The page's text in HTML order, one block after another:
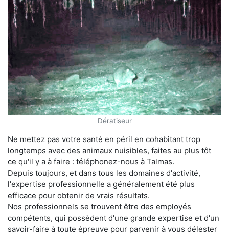
Dératiseur
Ne mettez pas votre santé en péril en cohabitant trop
longtemps avec des animaux nuisibles, faites au plus tôt
ce qu'il y a à faire : téléphonez-nous à Talmas.
Depuis toujours, et dans tous les domaines d'activité,
l'expertise professionnelle a généralement été plus
efficace pour obtenir de vrais résultats.
Nos professionnels se trouvent être des employés
compétents, qui possèdent d'une grande expertise et d'un
savoir-faire à toute épreuve pour parvenir à vous délester